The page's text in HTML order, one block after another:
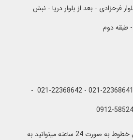
فرحزادی - بعد از بلوار دریا - نبش
طبقه دوم
021-22065033 - 021-22368641 - 021-22368642 -
در صورت ایراد یا اشغال خطوط به صورت 24 ساعته میتوانید به